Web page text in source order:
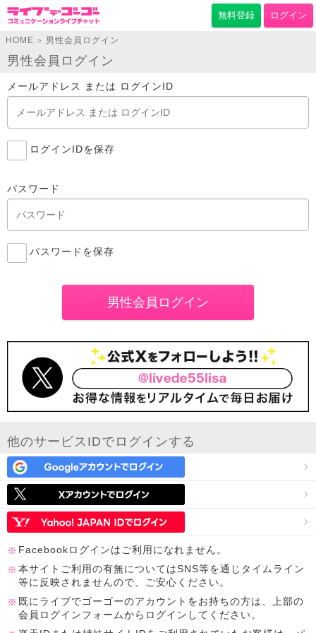
無料登録 ログイン
HOME > 男性会員ログイン
男性会員ログイン
メールアドレス または ログインID
ログインIDを保存
パスワード
パスワードを保存
他のサービスIDでログインする
Facebookログインはご利用になれません。
本サイトご利用の有無についてはSNS等を通じタイムライン
等に反映されませんので、ご安心ください。
既にライブでゴーゴーのアカウントをお持ちの方は、上部の
会員ログインフォームからログインしてください。